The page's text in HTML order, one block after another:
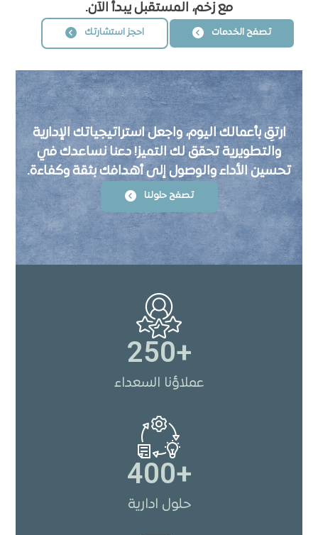
مع زخم، المستقبل يبدأ الآن.
تصفح الخدمات احجز استشارتك
ارتقِ بأعمالك اليوم، واجعل استراتيجياتك الإدارية
والتطويرية تحقق لك التميز! دعنا نساعدك في
تحسين الأداء والوصول إلى أهدافك بثقة وكفاءة.
تصفح حلولنا
عملاؤنا السعداء
+
250
حلول ادارية
+
400